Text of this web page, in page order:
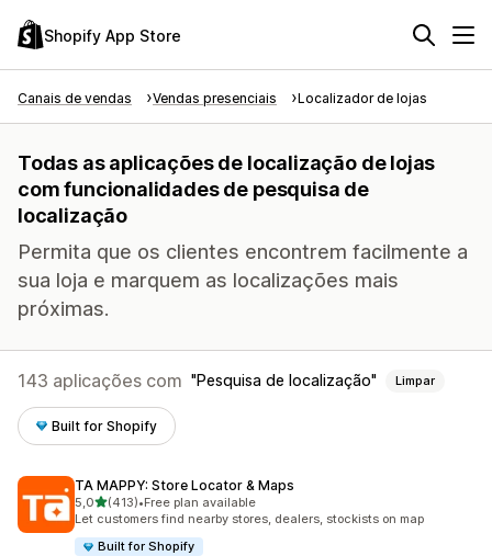
Shopify App Store
Canais de vendas Vendas presenciais Localizador de lojas
Todas as aplicações de localização de lojas
com funcionalidades de pesquisa de
localização
Permita que os clientes encontrem facilmente a
sua loja e marquem as localizações mais
próximas.
143 aplicações com Pesquisa de localização Limpar
Built for Shopify
TA MAPPY: Store Locator & Maps
5,0de 5 estrelas
(413)
413 total de avaliações
•Free plan available
Let customers find nearby stores, dealers, stockists on map
Built for Shopify